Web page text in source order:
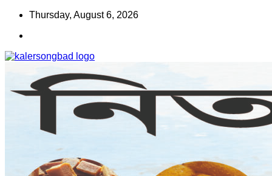
Skip
content
Thursday, August 6, 2026
কালের সংবাদ
www.kalersongbad.com